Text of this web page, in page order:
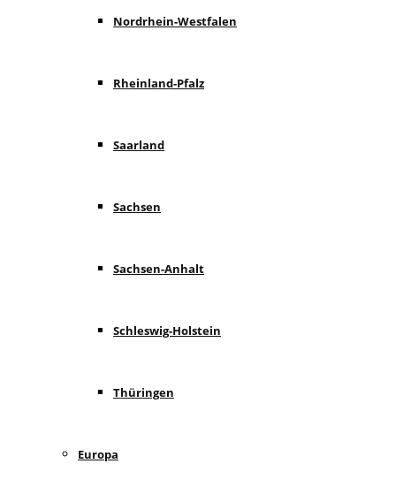
Nordrhein-Westfalen
Rheinland-Pfalz
Saarland
Sachsen
Sachsen-Anhalt
Schleswig-Holstein
Thüringen
Europa